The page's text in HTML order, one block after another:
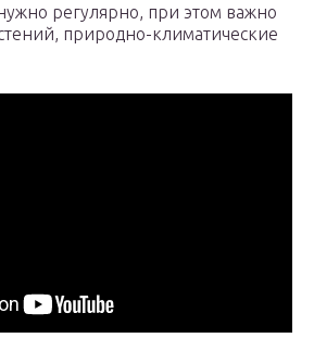
регулярно, при этом важно
природно-климатические